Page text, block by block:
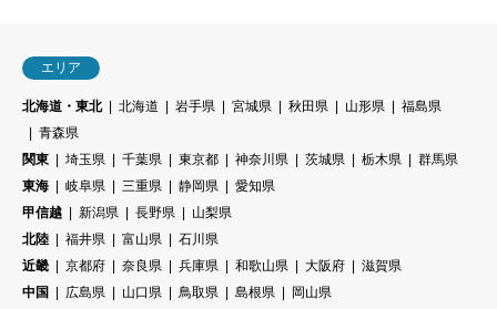
エリア
北海道・東北 北海道 岩手県 宮城県 秋田県 山形県
福島県
青森県
関東
埼玉県 千葉県 東京都 神奈川県 茨城県 栃木県
群馬県
東海
岐阜県 三重県 静岡県
愛知県
甲信越
新潟県 長野県
山梨県
北陸
福井県 富山県
石川県
近畿
京都府 奈良県 兵庫県 和歌山県 大阪府
滋賀県
中国
広島県 山口県 鳥取県 島根県
岡山県